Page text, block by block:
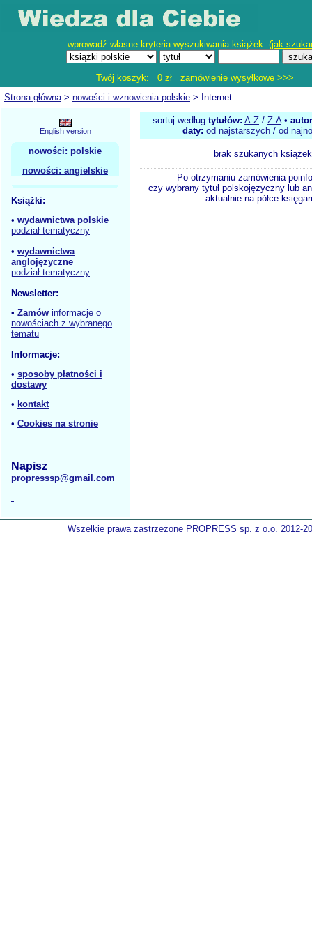
wprowadź własne kryteria wyszukiwania książek: (jak
Twój koszyk: 0 zł zamówienie wysyłkowe >>>
Strona główna> nowości i wznowienia polskie > Internet
English version
nowości: polskie
nowości: angielskie
Książki:
• wydawnictwa polskie
podział tematyczny
• wydawnictwa
anglojęzyczne
podział tematyczny
Newsletter:
• Zamów informacje o
nowościach z wybranego
tematu
Informacje:
• sposoby płatności i
dostawy
• kontakt
• Cookies na stronie
Napisz
propresssp@gmail.com
sortuj według tytułów: A-Z / Z-A•
daty: od najstarszych / od
brak szukanych książek
Po otrzymaniu zamówienia
czy wybrany tytuł polskojęzyczny lub
aktualnie na półce
Wszelkie prawa zastrzeżone PROPRESS sp. z o.o. 2012-